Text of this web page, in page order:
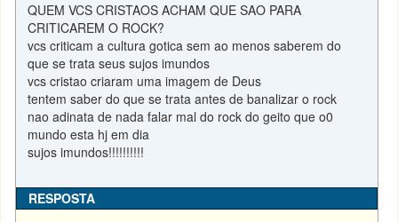
QUEM VCS CRISTAOS ACHAM QUE SAO PARA
CRITICAREM O ROCK?
vcs criticam a cultura gotica sem ao menos saberem do
que se trata seus sujos imundos
vcs cristao criaram uma imagem de Deus
tentem saber do que se trata antes de banalizar o rock
nao adinata de nada falar mal do rock do geito que o0
mundo esta hj em dia
sujos imundos!!!!!!!!!!
RESPOSTA